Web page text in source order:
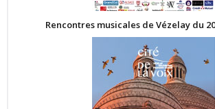
Rencontres musicales de Vézelay du